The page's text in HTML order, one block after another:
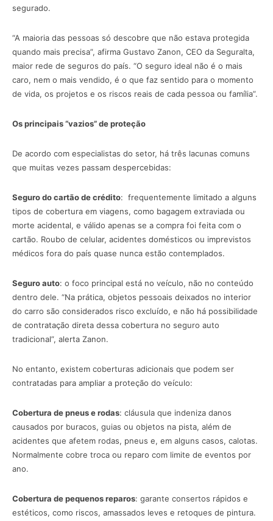
segurado.
“A maioria das pessoas só descobre que não estava protegida
quando mais precisa”, afirma Gustavo Zanon, CEO da Seguralta,
maior rede de seguros do país. “O seguro ideal não é o mais
caro, nem o mais vendido, é o que faz sentido para o momento
de vida, os projetos e os riscos reais de cada pessoa ou família”.
Os principais “vazios” de proteção
De acordo com especialistas do setor, há três lacunas comuns
que muitas vezes passam despercebidas:
Seguro do cartão de crédito: frequentemente limitado a alguns
tipos de cobertura em viagens, como bagagem extraviada ou
morte acidental, e válido apenas se a compra foi feita com o
cartão. Roubo de celular, acidentes domésticos ou imprevistos
médicos fora do país quase nunca estão contemplados.
Seguro auto: o foco principal está no veículo, não no conteúdo
dentro dele. “Na prática, objetos pessoais deixados no interior
do carro são considerados risco excluído, e não há possibilidade
de contratação direta dessa cobertura no seguro auto
tradicional”, alerta Zanon.
No entanto, existem coberturas adicionais que podem ser
contratadas para ampliar a proteção do veículo:
Cobertura de pneus e rodas: cláusula que indeniza danos
causados por buracos, guias ou objetos na pista, além de
acidentes que afetem rodas, pneus e, em alguns casos, calotas.
Normalmente cobre troca ou reparo com limite de eventos por
ano.
Cobertura de pequenos reparos: garante consertos rápidos e
estéticos, como riscos, amassados leves e retoques de pintura.